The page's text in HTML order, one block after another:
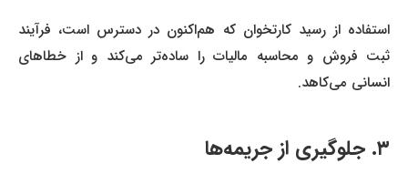
استفاده از رسید کارتخوان که هم‌اکنون در دسترس است، فرآیند
ثبت فروش و محاسبه مالیات را ساده‌تر می‌کند و از خطاهای
انسانی می‌کاهد.